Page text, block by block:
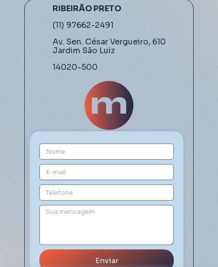
RIBEIRÃO PRETO
(11) 97662-2491
Av. Sen. César Vergueiro, 610
Jardim São Luiz
14020-500
Enviar